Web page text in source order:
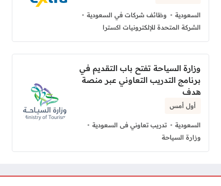
السعودية
وظائف شركات في السعودية
الشركة المتحدة للإلكترونيات اكسترا
وزارة السياحة تفتح باب التقديم في
برنامج التدريب التعاوني عبر منصة
هدف
أول أمس
السعودية
تدريب تعاوني فى السعودية
وزارة السياحة